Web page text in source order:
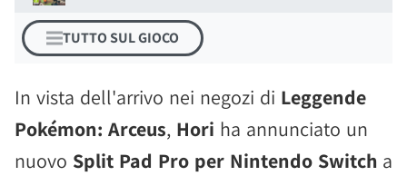
TUTTO SUL GIOCO
In vista dell'arrivo nei negozi di Leggende
Pokémon: Arceus, Hori ha annunciato un
nuovo Split Pad Pro per Nintendo Switch a